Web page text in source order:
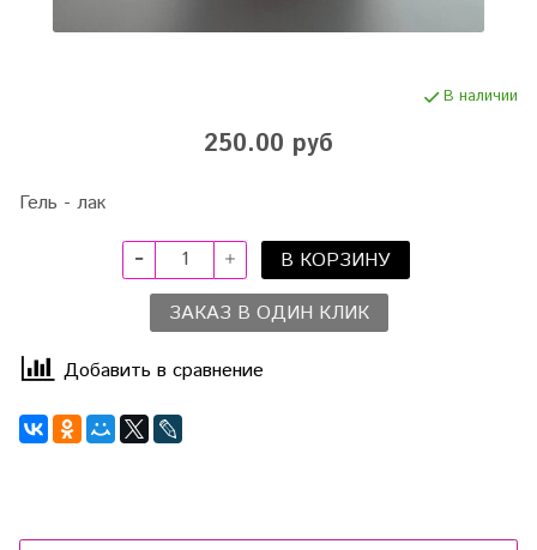
В наличии
250.00 руб
Гель - лак
В КОРЗИНУ
ЗАКАЗ В ОДИН КЛИК
Добавить в сравнение